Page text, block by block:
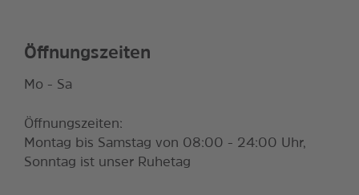
Öffnungszeiten
Mo - Sa
Öffnungszeiten:
Montag bis Samstag von 08:00 - 24:00 Uhr,
Sonntag ist unser Ruhetag